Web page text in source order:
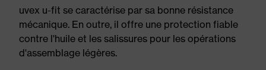
uvex u-fit se caractérise par sa bonne résistance
mécanique. En outre, il offre une protection fiable
contre l'huile et les salissures pour les opérations
d'assemblage légères.